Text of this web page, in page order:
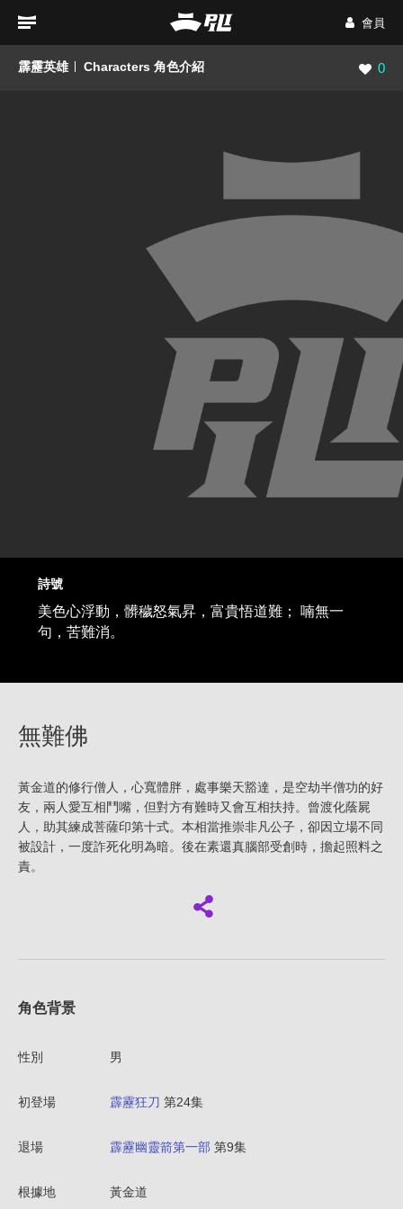
會員
霹靂英雄 Characters 角色介紹 瀏覽
0
詩號
美色心浮動，髒穢怒氣昇，富貴悟道難； 喃無一
句，苦難消。
無難佛
黃金道的修行僧人，心寬體胖，處事樂天豁達，是空劫半僧功的好
友，兩人愛互相鬥嘴，但對方有難時又會互相扶持。曾渡化蔭屍
人，助其練成菩薩印第十式。本相當推崇非凡公子，卻因立場不同
被設計，一度詐死化明為暗。後在素還真腦部受創時，擔起照料之
責。
角色背景
性別 男
初登場 霹靂狂刀 第24集
退場 霹靂幽靈箭第一部 第9集
根據地 黃金道